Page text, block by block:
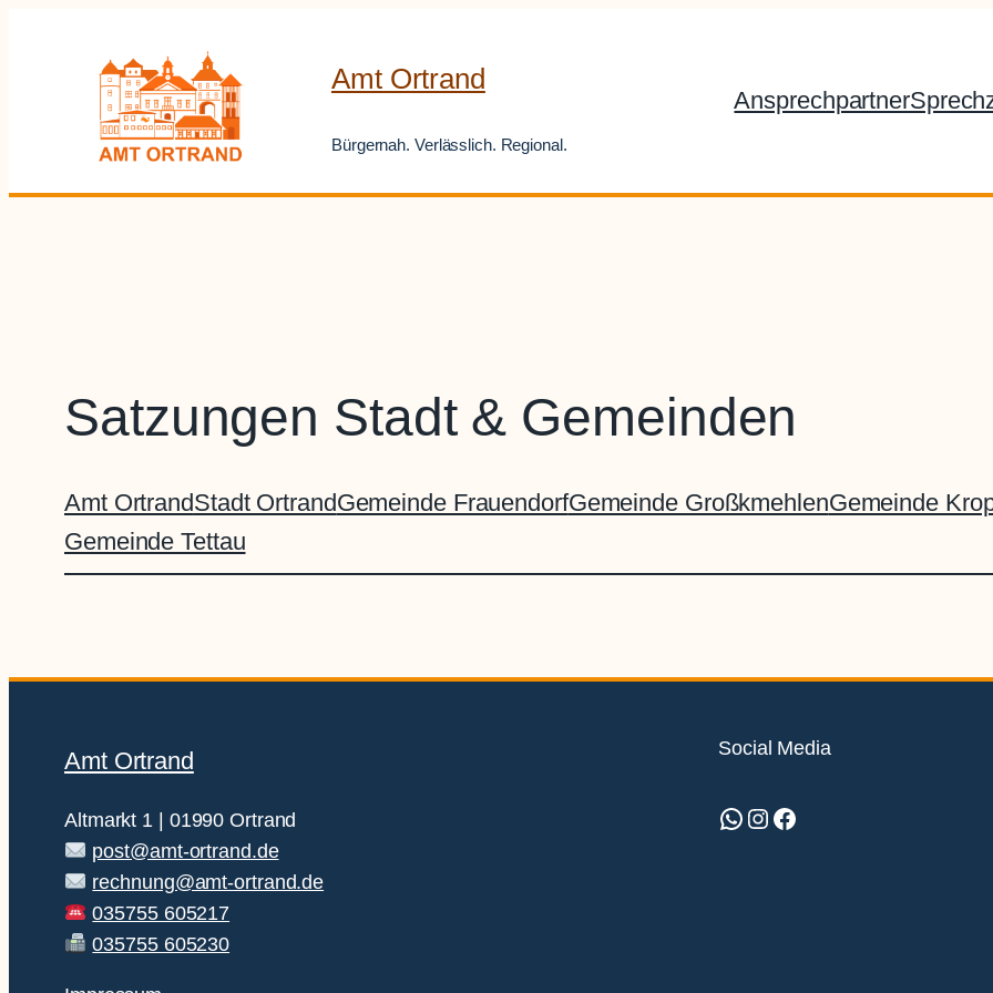
Amt Ortrand
Bürgernah. Verlässlich. Regional.
Ansprechpartner
Satzungen Stadt & Gemeinden
Amt OrtrandStadt OrtrandGemeinde FrauendorfGemeinde GroßkmehlenGemeinde
Gemeinde Tettau
Amt Ortrand
Altmarkt 1 | 01990 Ortrand
post@amt-ortrand.de
rechnung@amt-ortrand.de
035755 605217
035755 605230
Social Media
WhatsApp Instagram Facebook